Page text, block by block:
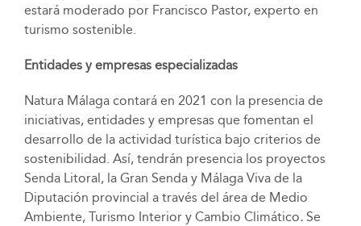
estará moderado por Francisco Pastor, experto en
turismo sostenible.
Entidades y empresas especializadas
Natura Málaga contará en 2021 con la presencia de
iniciativas, entidades y empresas que fomentan el
desarrollo de la actividad turística bajo criterios de
sostenibilidad. Así, tendrán presencia los proyectos
Senda Litoral, la Gran Senda y Málaga Viva de la
Diputación provincial a través del área de Medio
Ambiente, Turismo Interior y Cambio Climático. Se